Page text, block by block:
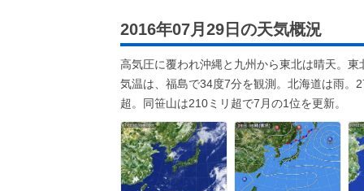
2016年07月29日の天気概況
高気圧に覆われ沖縄と九州から東北は晴天。
気温は、福島で34度7分を観測。北海道は雨。
超。同笹山は210ミリ超で7月の1位を更新。